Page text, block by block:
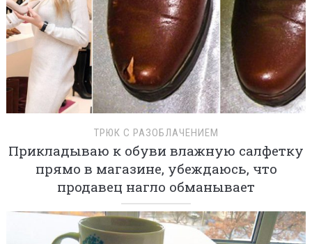
ТРЮК С РАЗОБЛАЧЕНИЕМ
Прикладываю к обуви влажную салфетку
прямо в магазине, убеждаюсь, что
продавец нагло обманывает